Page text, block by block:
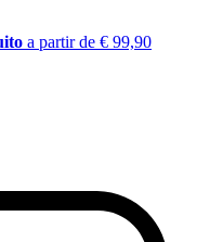
a partir de € 99,90